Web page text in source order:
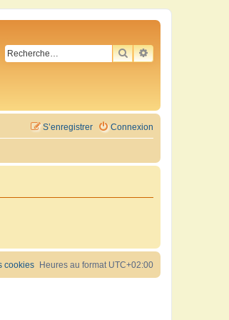
RECHERCHER
RECHERCHE
Connexion
S’enregistrer
Heures au format UTC+02:00
cookies